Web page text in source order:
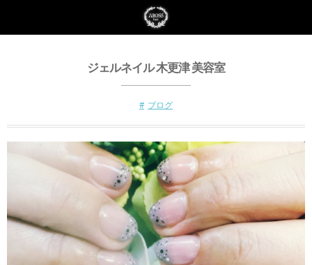
ジェルネイル 木更津 美容室
ブログ